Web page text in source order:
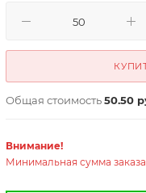
Общая стоимость50.50
Внимание!
Минимальная сумма